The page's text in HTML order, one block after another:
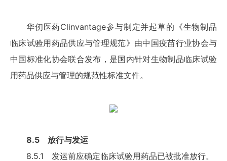
华仞医药Clinvantage参与制定并起草的《生物制品
临床试验用药品供应与管理规范》由中国疫苗行业协会与
中国标准化协会联合发布，是国内针对生物制品临床试验
用药品供应与管理的规范性标准文件。
8.5 放行与发运
8.5.1 发运前应确定临床试验用药品已被批准放行。